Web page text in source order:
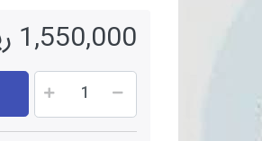
1,550,000 ریال